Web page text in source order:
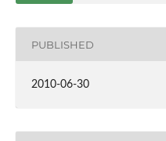
PUBLISHED
2010-06-30